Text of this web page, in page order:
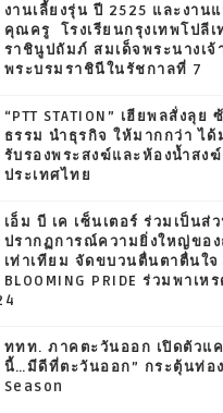
งานเลี้ยงรุ่น ปี 2525 และงาน
คุณครู โรงเรียนกรุงเทพโปลี
ราชินูปถัมภ์ สมเด็จพระนางเจ้
พระบรมราชินีในรัชกาลที่ 7
“PTT STATION” เฮียพลสั่งลุ
ธรรม นำธุรกิจ ให้มากกว่า ได้
รับรองพระสงฆ์และห้องน้ำสง
ประเทศไทย
เอ็ม บี เค เซ็นเตอร์ ร่วมเป็นส่
ปรากฏการณ์ความยิ่งใหญ่ขอ
เท่าเทียม จัดขบวนตื่นตาตื่นใจ
BLOOMING PRIDE ร่วมพาเหร
ททท. ภาคตะวันออก เปิดตัวแ
นี้…มีดีที่ตะวันออก” กระตุ้นท่อ
Season